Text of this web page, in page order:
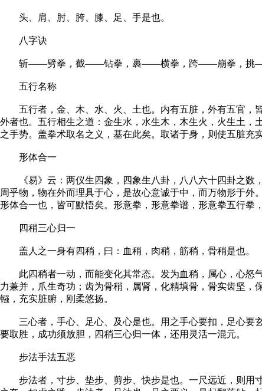
头、肩、肘、胯、膝、足、手是也。
八字诀
斩——劈拳，截——钻拳，裹——横拳，跨——崩拳，挑
五行名称
五行者，金、木、水、火、土也。内有五脏，外有五官，
外者也。五行相生之道：金生水，水生木，木生火，火生土，
之手势。盖拳术取名之义，基在此矣。取诸于身，则使五脏充
形体合一
《易》云：两仪生四象，四象生八卦，八八六十四卦之数
周乎物，物在外而理具于心，是故心意诚于中，而万物形于
形体合一也，皆可默悟矣。形意拳，形意拳谱，形意拳五行拳
四稍三心归一
盖人之一身有四稍，曰：血稍，肉稍，筋稍，骨稍是也。
此四稍者一动，而能变化其常态。发为血稍，属心，心怒
力兼并，爪生奇功；齿为骨稍，属肾，化精填骨，骨实齿坚
镪，充实脏腑，刚柔悠扬。
三心者，手心、足心、及心是也。用之手心要扣，足心要
要取胜，成功须放胆，四稍三心归一体，还用灵活一混元。
步法手法五恶
步法者，寸步、垫步、剪步、快步是也。一尺远近，则用